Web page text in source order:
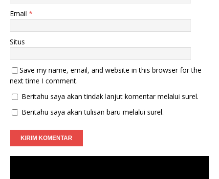
Email *
Situs
Save my name, email, and website in this browser for the
next time I comment.
Beritahu saya akan tindak lanjut komentar melalui surel.
Beritahu saya akan tulisan baru melalui surel.